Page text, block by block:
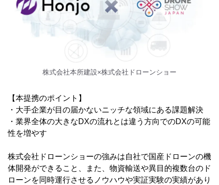
株式会社本所建設×株式会社ドローンショー
【本提携のポイント】
・大手企業が目の届かないニッチな領域にある課題解決
・業界全体の大きなDXの流れとは違う方向でのDXの可能
性を増やす
株式会社ドローンショーの強みは自社で国産ドローンの機
体開発ができること、また、物資輸送や異目的複数台のド
ローンを同時運行させるノウハウや実証実験の実績があり